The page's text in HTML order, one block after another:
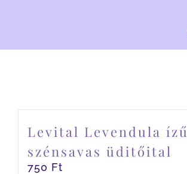
Levital Levendula ízű
szénsavas üditőital
750 Ft